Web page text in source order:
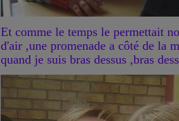
Et comme le temps le permettait
d'air ,une promenade a côté de la
quand je suis bras dessus ,bras